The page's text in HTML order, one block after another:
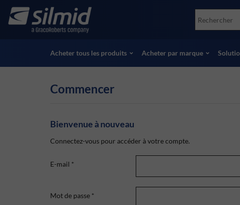
main
Accessories
Essais non destructifs (NDT)
Voir tous les produits
Socomore
Skydrol
Acheter tous les produits Acheter par marque
Commencer
Bienvenue à nouveau
Connectez-vous pour accéder à votre compte.
E-mail *
Mot de passe *